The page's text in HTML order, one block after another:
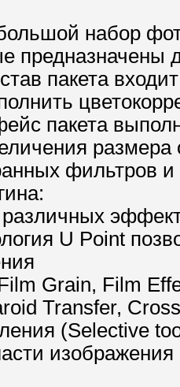
набор
пакета
пакета
фильтров
U Point
Grain, Film
Transfer,
(Selective
изображения